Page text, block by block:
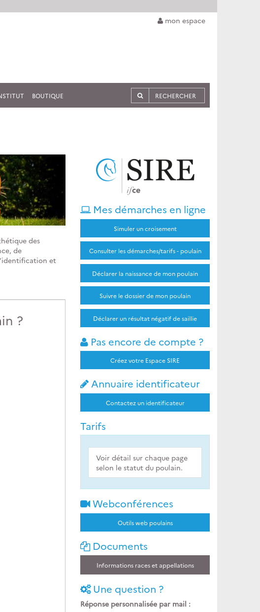
mon espace
BOUTIQUE
des
de
et
?
Mes démarches en ligne
Simuler un croisement
Consulter les démarches/tarifs - poulain
Déclarer la naissance de mon poulain
Suivre le dossier de mon poulain
Déclarer un résultat négatif de saillie
Pas encore de compte ?
Créez votre Espace SIRE
Annuaire identificateur
Contactez un identificateur
Tarifs
Voir détail sur chaque page
selon le statut du poulain.
Webconférences
Outils web poulains
Documents
Informations races et appellations
Une question ?
Réponse personnalisée par mail :